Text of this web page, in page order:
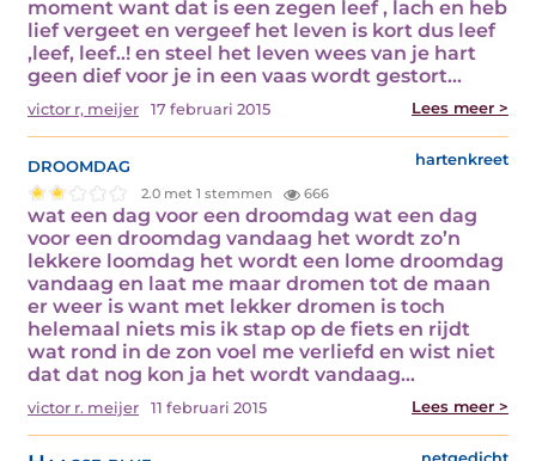
moment want dat is een zegen leef , lach en heb
lief vergeet en vergeef het leven is kort dus leef
,leef, leef..! en steel het leven wees van je hart
geen dief voor je in een vaas wordt gestort…
victor r, meijer 17 februari 2015 Lees meer >
droomdag hartenkreet
2.0 met 1 stemmen 666
wat een dag voor een droomdag wat een dag
voor een droomdag vandaag het wordt zo’n
lekkere loomdag het wordt een lome droomdag
vandaag en laat me maar dromen tot de maan
er weer is want met lekker dromen is toch
helemaal niets mis ik stap op de fiets en rijdt
wat rond in de zon voel me verliefd en wist niet
dat dat nog kon ja het wordt vandaag…
victor r. meijer 11 februari 2015 Lees meer >